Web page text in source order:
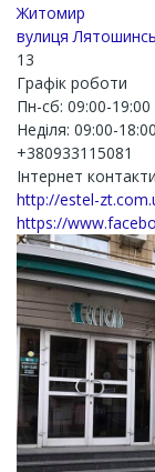
Житомир
вулиця
13
Графік роботи
Пн-сб: 09:00-19:00
Неділя: 09:00-18:00
+380933115081
Інтернет контакти
http://estel-
https://